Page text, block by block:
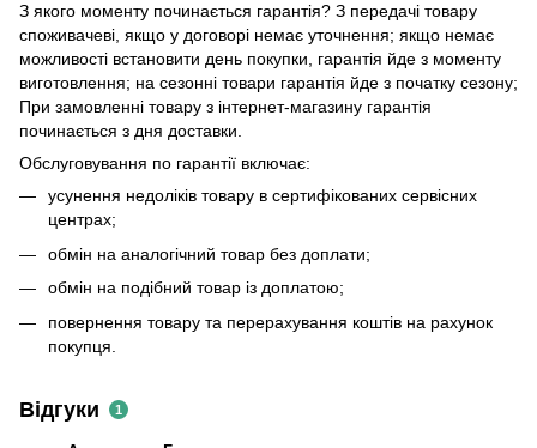
З якого моменту починається гарантія? З передачі товару
споживачеві, якщо у договорі немає уточнення; якщо немає
можливості встановити день покупки, гарантія йде з моменту
виготовлення; на сезонні товари гарантія йде з початку сезону;
При замовленні товару з інтернет-магазину гарантія
починається з дня доставки.
Обслуговування по гарантії включає:
усунення недоліків товару в сертифікованих сервісних
центрах;
обмін на аналогічний товар без доплати;
обмін на подібний товар із доплатою;
повернення товару та перерахування коштів на рахунок
покупця.
Відгуки 1